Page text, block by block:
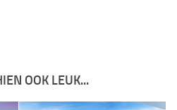
OOK LEUK...